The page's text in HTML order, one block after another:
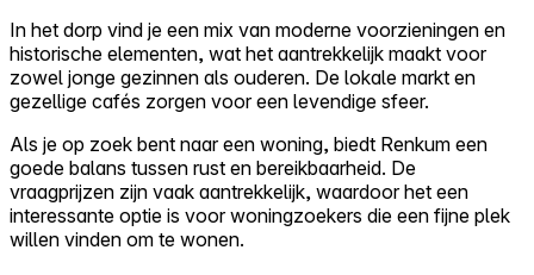
In het dorp vind je een mix van moderne voorzieningen en
historische elementen, wat het aantrekkelijk maakt voor
zowel jonge gezinnen als ouderen. De lokale markt en
gezellige cafés zorgen voor een levendige sfeer.
Als je op zoek bent naar een woning, biedt Renkum een
goede balans tussen rust en bereikbaarheid. De
vraagprijzen zijn vaak aantrekkelijk, waardoor het een
interessante optie is voor woningzoekers die een fijne plek
willen vinden om te wonen.